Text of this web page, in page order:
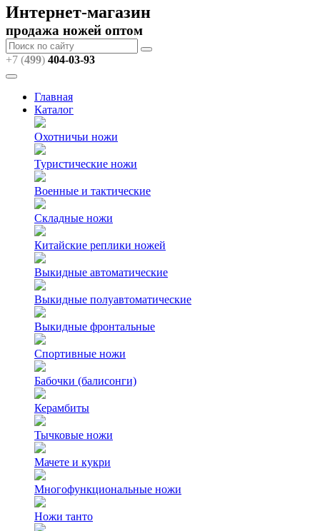
Интернет-магазин
продажа ножей оптом
+7 (499) 404-03-93
Главная
Каталог
Охотничьи ножи
Туристические ножи
Военные и тактические
Складные ножи
Китайские реплики ножей
Выкидные автоматические
Выкидные полуавтоматические
Выкидные фронтальные
Спортивные ножи
Бабочки (балисонги)
Керамбиты
Тычковые ножи
Мачете и кукри
Многофункциональные ножи
Ножи танто